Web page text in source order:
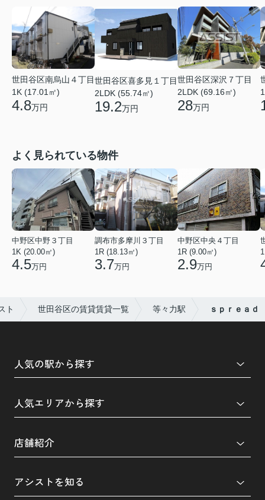
世田谷区南烏山４丁目
1K (17.01㎡)
4.8万円
世田谷区喜多見１丁目
2LDK (55.74㎡)
19.2万円
世田谷区深沢７丁目
2LDK (69.16㎡)
28万円
よく見られている物件
中野区中野３丁目
1K (20.00㎡)
4.5万円
調布市多摩川３丁目
1R (18.13㎡)
3.7万円
中野区中央４丁目
1R (9.00㎡)
2.9万円
ト 世田谷区の賃貸賃貸一覧 等々力駅 ｓｐｒｅａｄ
人気の駅から探す
人気エリアから探す
店舗紹介
アシストを知る